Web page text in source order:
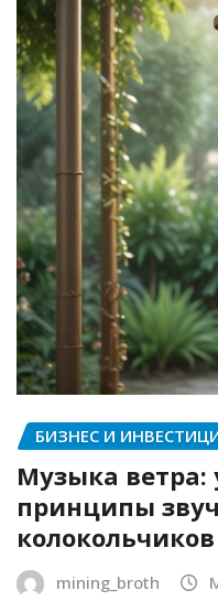
БИЗНЕС И
Музыка ветра:
принципы
колокольчиков
mining_broth